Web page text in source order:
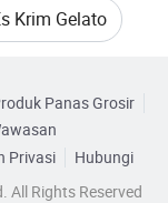
untuk Anda,jika
Maching
Krim Gelato
Panas Grosir
Privasi
Hubungi
All Rights Reserved